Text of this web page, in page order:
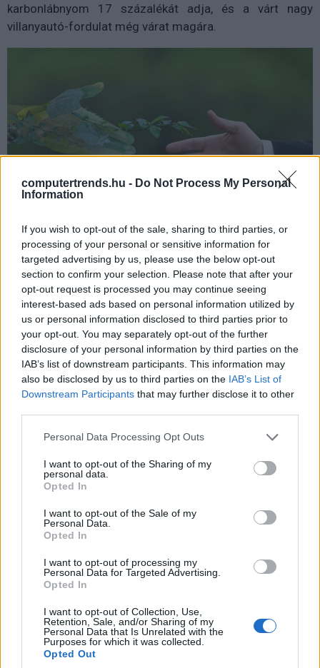
computertrends.hu - Do Not Process My Personal
Information
If you wish to opt-out of the sale, sharing to third parties, or
processing of your personal or sensitive information for
targeted advertising by us, please use the below opt-out
section to confirm your selection. Please note that after your
opt-out request is processed you may continue seeing
interest-based ads based on personal information utilized by
us or personal information disclosed to third parties prior to
your opt-out. You may separately opt-out of the further
disclosure of your personal information by third parties on the
IAB’s list of downstream participants. This information may
also be disclosed by us to third parties on the IAB’s List of
Downstream Participants that may further disclose it to other
Please note that this website/app uses one or more Google
not limited to your visit or usage behaviour. You may click to
grant or deny consent to Google and its third-party tags to
use your data for below specified purposes in below Google
consent section.
Personal Data Processing Opt Outs
I want to opt-out of the Sharing of my
personal data.
Opted In
I want to opt-out of the Sale of my
Personal Data.
Opted In
I want to opt-out of processing my
Personal Data for Targeted Advertising.
Opted In
I want to opt-out of Collection, Use,
Retention, Sale, and/or Sharing of my
Personal Data that Is Unrelated with the
Purposes for which it was collected.
Opted Out
karbonlábnyom 17 százalékát adja, és a várt nagy
villanyautó-fordulat még várat magára.
Mint a koronavírus-járvány megmutatta, egész jól
elvagyunk irodák és munkába ingázás nélkül, elektronikus
úton is el tudjuk végezni azt, amit eddig zömmel
személyesen intéztünk. Ugyanakkor az is kiderült, hogy
nem kell felszámolni az irodákat, csak növelni a
megosztott íróasztalok számát, ahol ezt a munkakör
megengedi; az értekezleteket, ha lehet, szabad levegőn,
például az irodaépület körüli zöldterületen tett séta
során lebonyolított spontán beszélgetésekkel érdemes
Amennyiben 50 százalékkal sikerülne az
jelentené, hogy a Túlfogyasztás Világnapját
három hónappal tudnánk eltolni.
S bár az adatközpontok és az informatikai berendezések
a villamosenergia-termelők legnagyobb fogyasztói közé
világosabbá vált, hogy a digitalizáció nem a járvány
ellenszere, hanem a 21. század meghatározó
innovációja, így megengedhetjük magunknak, hogy
eltávolodjunk a digitális lét hagyományos centrumaitól, a
városoktól.